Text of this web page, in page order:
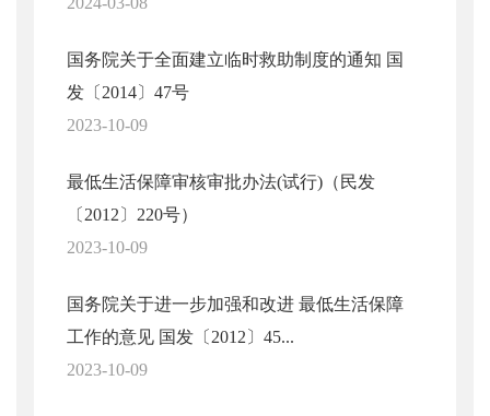
国务院关于全面建立临时救助制度的通知 国
发〔2014〕47号
2023-10-09
最低生活保障审核审批办法(试行)（民发
〔2012〕220号）
2023-10-09
国务院关于进一步加强和改进 最低生活保障
工作的意见 国发〔2012〕45...
2023-10-09